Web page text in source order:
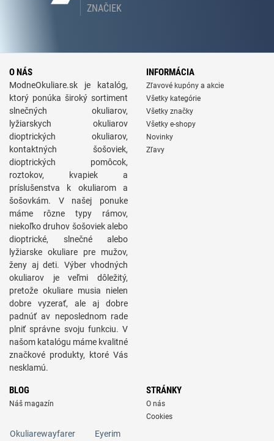
ZNAČIEK
O NÁS
ModneOkuliare.sk je katalóg,
ktorý ponúka široký sortiment
slnečných okuliarov,
lyžiarskych okuliarov
dioptrických okuliarov,
kontaktných šošoviek,
dioptrických pomôcok,
roztokov, kvapiek a
príslušenstva k okuliarom a
šošovkám. V našej ponuke
máme rôzne typy rámov,
niekoľko druhov šošoviek alebo
dioptrické, slnečné alebo
lyžiarske okuliare pre mužov,
ženy aj deti. Výber vhodných
okuliarov je veľmi dôležitý,
pretože okuliare musia nielen
dobre vyzerať, ale aj dobre
padnúť av neposlednom rade
plniť správne svoju funkciu. V
našom katalógu máme kvalitné
značkové produkty, ktoré Vás
nesklamú.
INFORMÁCIA
Zľavové kupóny a akcie
Všetky kategórie
Všetky značky
Všetky e-shopy
Novinky
Zľavy
BLOG
Náš magazín
STRÁNKY
O nás
Cookies
Okuliarewayfarer Eyerim